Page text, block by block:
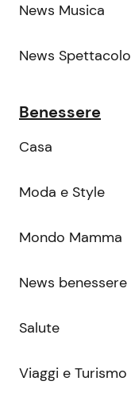
News Musica
News Spettacolo
Benessere
Casa
Moda e Style
Mondo Mamma
News benessere
Salute
Viaggi e Turismo